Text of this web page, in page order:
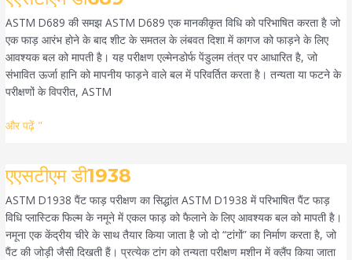
ASTM D689 की समझ ASTM D689 एक मानकीकृत विधि को परिभाषित करता है जो
एक फाड़ आरंभ होने के बाद शीट के समतल के लंबवत दिशा में कागज को फाड़ने के लिए
आवश्यक बल को मापती है। यह परीक्षण एल्मेनडोर्फ पेंडुलम तंत्र पर आधारित है, जो
संभावित ऊर्जा हानि को मापनीय फाड़ने वाले बल में परिवर्तित करता है। तन्यता या फटने के
परीक्षणों के विपरीत, ASTM
डी689
और पढ़ें "
एएसटीएम डी1938
ASTM D1938 पैंट फाड़ परीक्षण का सिद्धांत ASTM D1938 में परिभाषित पैंट फाड़
विधि प्लास्टिक फिल्म के नमूने में एकल फाड़ को फैलाने के लिए आवश्यक बल को मापती है।
नमूना एक केंद्रीय चीरे के साथ तैयार किया जाता है जो दो “टांगों” का निर्माण करता है, जो
पैंट की जोड़ी जैसी दिखती हैं। प्रत्येक टांग को तन्यता परीक्षण मशीन में क्लैंप किया जाता
एएसटीएम
डी1938